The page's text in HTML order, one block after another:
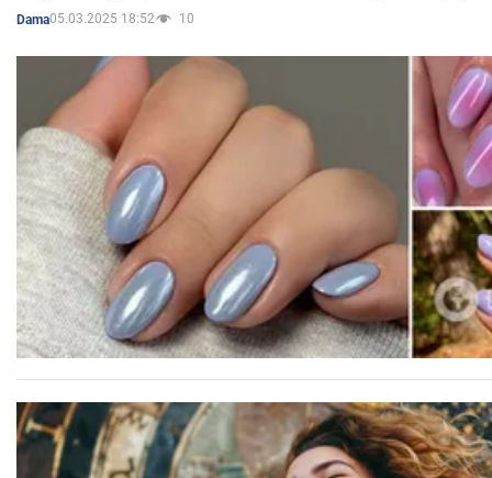
Dama05.03.2025 18:52 10